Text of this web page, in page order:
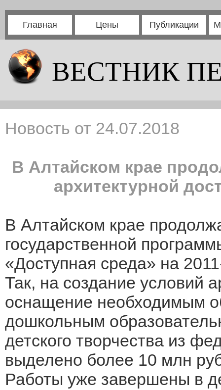
Главная Цены Публикации
ВЕСТНИК
Новость от 24.07.2018
В Алтайском крае
архитектурной
В Алтайском крае
государственной
«Доступная среда» на
Так, на создание условий
оснащение необходимым
дошкольным
детского творчества из
выделено более 10 млн
Работы уже завершены в